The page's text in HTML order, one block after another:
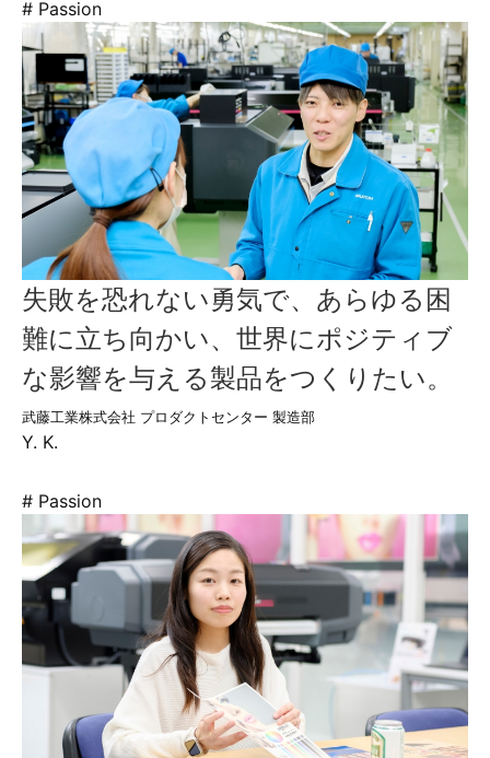
# Passion
失敗を恐れない勇気で、あらゆる困
難に立ち向かい、世界にポジティブ
な影響を与える製品をつくりたい。
武藤工業株式会社 プロダクトセンター 製造部
Y. K.
# Passion